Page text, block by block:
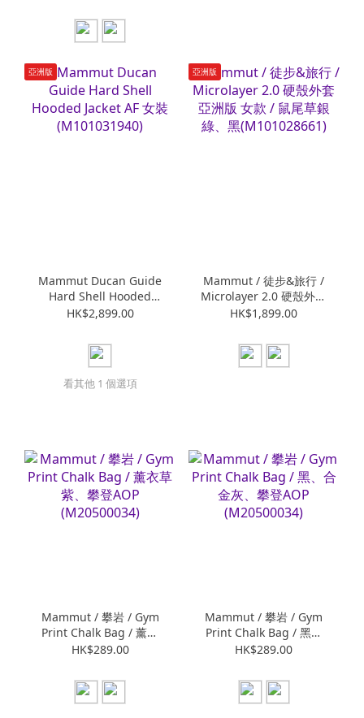
亞洲版
Mammut Ducan Guide
Hard Shell Hooded
Jacket AF 女裝
HK$2,899.00
看其他 1 個選項
亞洲版
Mammut / 徒步&旅行 /
Microlayer 2.0 硬殼外套
亞洲版 女款 / 鼠尾草銀
HK$1,899.00
Mammut / 攀岩 / Gym
Print Chalk Bag / 薰衣
草紫、攀登AOP
HK$289.00
Mammut / 攀岩 / Gym
Print Chalk Bag / 黑、
合金灰、攀登AOP
HK$289.00